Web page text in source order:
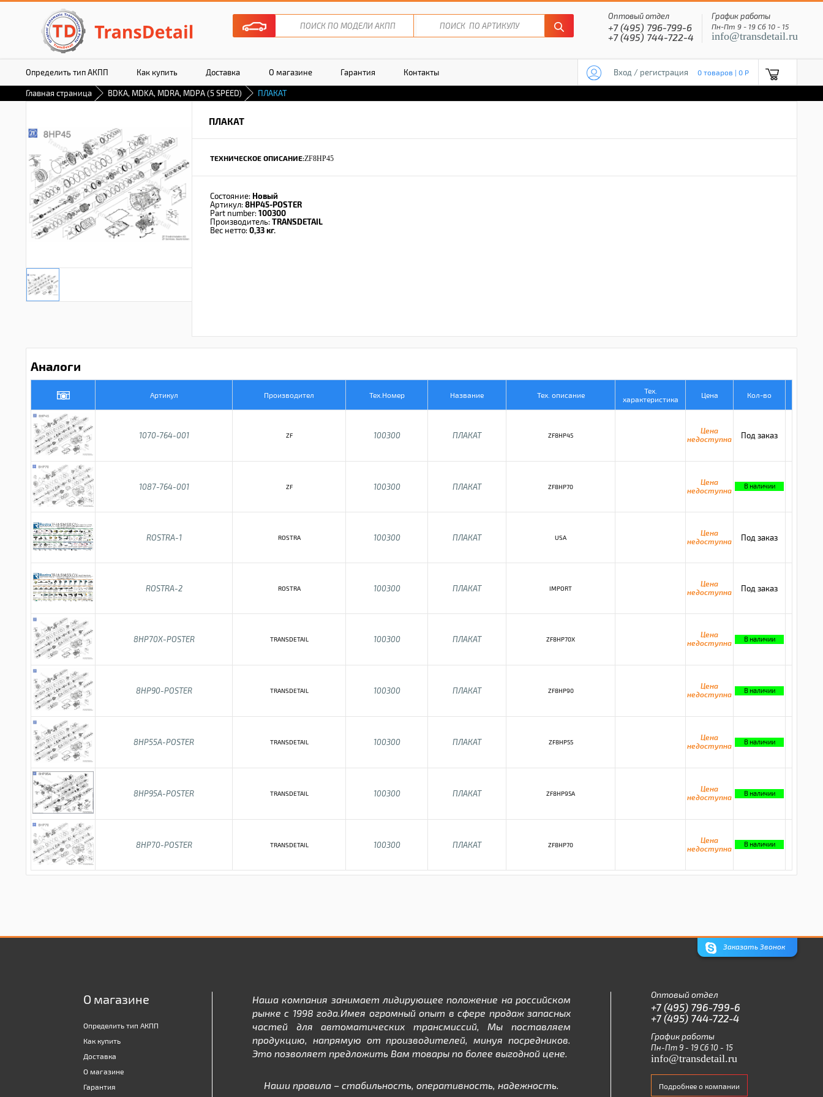
Оптовый отдел
+7 (495) 796-799-6
+7 (495) 744-722-4
График работы
Пн-Пт 9 - 19 Сб 10 - 15
info@transdetail.ru
Определить тип АКПП Как купить Доставка О магазине Гарантия Контакты Вход / регистрация 0 товаров | 0 P
Главная страница BDKA, MDKA, MDRA, MDPA (5 SPEED) ПЛАКАТ
ПЛАКАТ
ТЕХНИЧЕСКОЕ ОПИСАНИЕ:ZF8HP45
Состояние: Новый
Артикул: 8HP45-POSTER
Part number: 100300
Производитель: TRANSDETAIL
Вес нетто: 0,33 кг.
Аналоги
Артикул Производител Тех.Номер Название Тех. описание
Тех.
характеристика
Цена Кол-во
1070-764-001 ZF 100300 ПЛАКАТ ZF8HP45
Цена
недоступна
Под заказ
1087-764-001 ZF 100300 ПЛАКАТ ZF8HP70
Цена
недоступна
В наличии
ROSTRA-1 ROSTRA 100300 ПЛАКАТ USA
Цена
недоступна
Под заказ
ROSTRA-2 ROSTRA 100300 ПЛАКАТ IMPORT
Цена
недоступна
Под заказ
8HP70X-POSTER TRANSDETAIL 100300 ПЛАКАТ ZF8HP70X
Цена
недоступна
В наличии
8HP90-POSTER TRANSDETAIL 100300 ПЛАКАТ ZF8HP90
Цена
недоступна
В наличии
8HP55A-POSTER TRANSDETAIL 100300 ПЛАКАТ ZF8HP55
Цена
недоступна
В наличии
8HP95A-POSTER TRANSDETAIL 100300 ПЛАКАТ ZF8HP95A
Цена
недоступна
В наличии
8HP70-POSTER TRANSDETAIL 100300 ПЛАКАТ ZF8HP70
Цена
недоступна
В наличии
Заказать Звонок
О магазине
Определить тип АКПП
Как купить
Доставка
О магазине
Гарантия
Наша компания занимает лидирующее положение на российском
рынке с 1998 года.Имея огромный опыт в сфере продаж запасных
частей для автоматических трансмиссий, Мы поставляем
продукцию, напрямую от производителей, минуя посредников.
Это позволяет предложить Вам товары по более выгодной цене.
Наши правила – стабильность, оперативность, надежность.
Оптовый отдел
+7 (495) 796-799-6
+7 (495) 744-722-4
График работы
Пн-Пт 9 - 19 Сб 10 - 15
info@transdetail.ru
Подробнее о компании